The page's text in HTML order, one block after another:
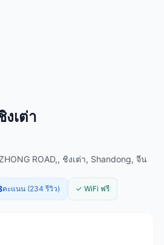
เต่า
ROAD,, ชิงเต่า, Shandong, จีน
คะแนน (234 รีวิว) ✓ WiFi ฟรี